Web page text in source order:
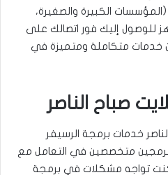
الكبيرة والصغيرة،
للوصول إليك فور اتصالك على
خدمات متكاملة ومتميزة في
صباح الناصر
خدمات برمجة الرسيفر
متخصصين في التعامل مع
كنت تواجه مشكلات في برمجة